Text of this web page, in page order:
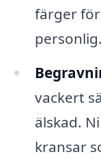
färger
personlig.
vackert
älskad.
kransar